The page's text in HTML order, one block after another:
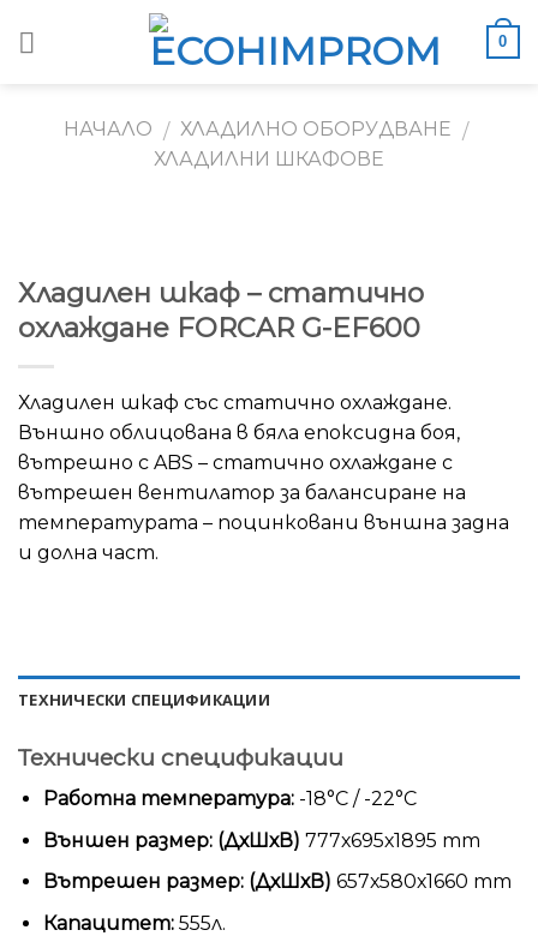
0
НАЧАЛО / ХЛАДИЛНО ОБОРУДВАНЕ /
ХЛАДИЛНИ ШКАФОВЕ
Хладилен шкаф – статично
охлаждане FORCAR G-EF600
Хладилен шкаф със статично охлаждане.
Външно облицована в бяла епоксидна боя,
вътрешно с ABS – статично охлаждане с
вътрешен вентилатор за балансиране на
температурата – поцинковани външнa задна
и долна част.
ТЕХНИЧЕСКИ СПЕЦИФИКАЦИИ
Технически спецификации
Работна температура:-18°С / -22°С
Външен размер: (ДхШхВ) 777х695х1895 mm
Вътрешен размер: (ДхШхВ) 657х580х1660 mm
Капацитет:555л.